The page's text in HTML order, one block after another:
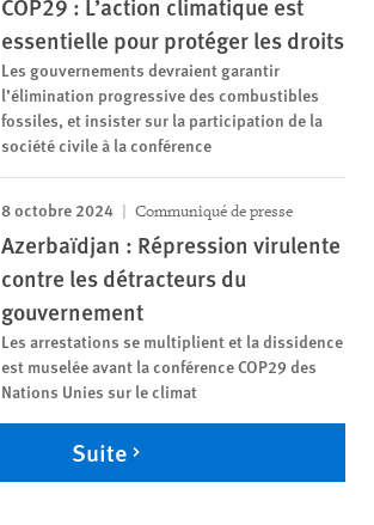
essentielle pour protéger les droits
Les gouvernements devraient garantir
l’élimination progressive des combustibles
fossiles, et insister sur la participation de la
société civile à la conférence
8 octobre 2024 Communiqué de presse
Azerbaïdjan : Répression virulente
contre les détracteurs du
gouvernement
Les arrestations se multiplient et la dissidence
est muselée avant la conférence COP29 des
Nations Unies sur le climat
Suite